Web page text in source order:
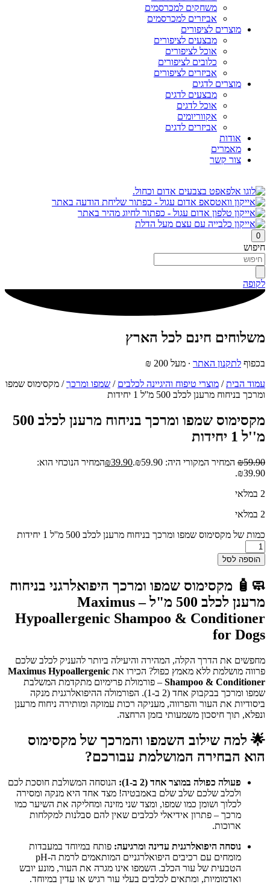
משחקים למכרסמים
אביזרים למכרסמים
מוצרים לציפורים
מבצעים לציפורים
אוכל לציפורים
כלובים לציפורים
אביזרים לציפורים
מוצרים לדגים
מבצעים לדגים
אוכל לדגים
אקווריומים
אביזרים לדגים
אודות
מאמרים
צור קשר
0
חיפוש
לקופה
משלוחים חינם לכל הארץ
בכפוף לתקנון האתר ∙ מעל 200 ₪
עמוד הבית/ מוצרי טיפוח והיגיינה לכלבים / שמפו ומרכך/ מקסימוס שמפו
ומרכך בניחוח מרענן לכלב 500 מ''ל 1 יחידות
מקסימוס שמפו ומרכך בניחוח מרענן לכלב 500
מ''ל 1 יחידות
₪59.90 המחיר המקורי היה: ₪59.90. ₪39.90
המחיר הנוכחי הוא:
₪39.90.
2 במלאי
2 במלאי
כמות של מקסימוס שמפו ומרכך בניחוח מרענן לכלב 500 מ''ל 1 יחידות
הוספה לסל
🧼🧴 מקסימוס שמפו ומרכך היפואלרגני בניחוח
מרענן לכלב 500 מ"ל – Maximus
Hypoallergenic Shampoo & Conditioner
for Dogs
מחפשים את הדרך הקלה, המהירה והיעילה ביותר להעניק לכלב שלכם
פרווה מושלמת ללא מאמץ כפול? הכירו את Maximus Hypoallergenic
Shampoo & Conditioner – פורמולת פרימיום מתקדמת המשלבת
שמפו ומרכך בבקבוק אחד (2 ב-1). הפורמולה ההיפואלרגנית מנקה
ביסודיות את העור והפרווה, מעניקה רכות עמוקה ומותירה ניחוח מרענן
ונפלא, תוך חיסכון משמעותי בזמן הרחצה.
🌟 למה שילוב השמפו והמרכך של מקסימוס
הוא הבחירה המושלמת עבורכם?
פעולה כפולה במוצר אחד (2 ב-1):
הנוסחה המשולבת חוסכת לכם
ולכלב שלכם שלב שלם באמבטיה! מצד אחד היא מנקה ומסירה
לכלוך ושומן כמו שמפו, ומצד שני מזינה ומחליקה את השיער כמו
מרכך – פתרון אידיאלי לכלבים שאין להם סבלנות למקלחות
ארוכות.
נוסחה היפואלרגנית עדינה ומרגיעה: פותח במיוחד במעבדות
מומחים עם רכיבים היפואלרגניים המותאמים לרמת ה-pH
הטבעית של עור הכלב. השמפו אינו מגרה את העור, מונע יובש
ואדמומיות, ומתאים לכלבים בעלי עור רגיש או עדין במיוחד.